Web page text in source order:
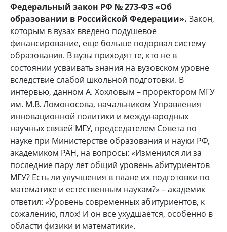
Федеральный закон РФ № 273-ФЗ «Об
образовании в Российской Федерации». Закон,
которым в вузах введено подушевое
финансирование, еще больше подорвал систему
образования. В вузы приходят те, кто не в
состоянии усваивать знания на вузовском уровне
вследствие слабой школьной подготовки. В
интервью, данном А. Хохловым – проректором МГУ
им. М.В. Ломоносова, начальником Управления
инновационной политики и международных
научных связей МГУ, председателем Совета по
науке при Министерстве образования и науки РФ,
академиком РАН, на вопросы: «Изменился ли за
последние пару лет общий уровень абитуриентов
МГУ? Есть ли улучшения в плане их подготовки по
математике и естественным наукам?» – академик
ответил: «Уровень современных абитуриентов, к
сожалению, плох! И он все ухудшается, особенно в
области физики и математики».